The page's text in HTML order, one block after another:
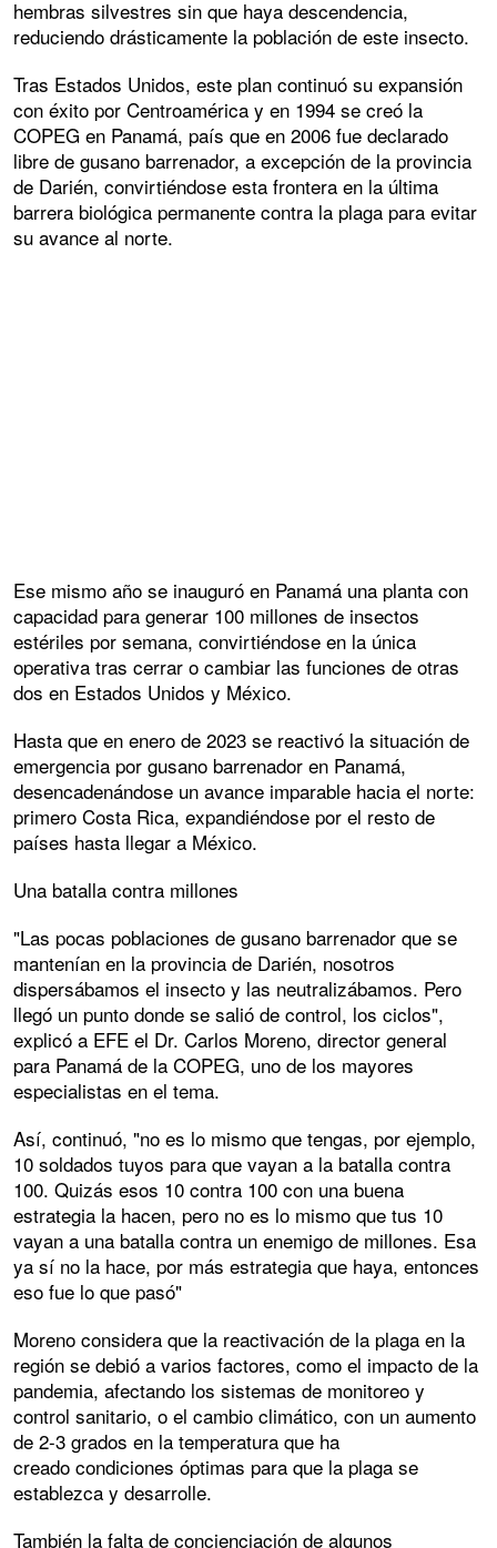
hembras silvestres sin que haya descendencia,
reduciendo drásticamente la población de este insecto.
Tras Estados Unidos, este plan continuó su expansión
con éxito por Centroamérica y en 1994 se creó la
COPEG en Panamá, país que en 2006 fue declarado
libre de gusano barrenador, a excepción de la provincia
de Darién, convirtiéndose esta frontera en la última
barrera biológica permanente contra la plaga para evitar
su avance al norte.
Ese mismo año se inauguró en Panamá una planta con
capacidad para generar 100 millones de insectos
estériles por semana, convirtiéndose en la única
operativa tras cerrar o cambiar las funciones de otras
dos en Estados Unidos y México.
Hasta que en enero de 2023 se reactivó la situación de
emergencia por gusano barrenador en Panamá,
desencadenándose un avance imparable hacia el norte:
primero Costa Rica, expandiéndose por el resto de
países hasta llegar a México.
Una batalla contra millones
"Las pocas poblaciones de gusano barrenador que se
mantenían en la provincia de Darién, nosotros
dispersábamos el insecto y las neutralizábamos. Pero
llegó un punto donde se salió de control, los ciclos",
explicó a EFE el Dr. Carlos Moreno, director general
para Panamá de la COPEG, uno de los mayores
especialistas en el tema.
Así, continuó, "no es lo mismo que tengas, por ejemplo,
10 soldados tuyos para que vayan a la batalla contra
100. Quizás esos 10 contra 100 con una buena
estrategia la hacen, pero no es lo mismo que tus 10
vayan a una batalla contra un enemigo de millones. Esa
ya sí no la hace, por más estrategia que haya, entonces
eso fue lo que pasó"
Moreno considera que la reactivación de la plaga en la
región se debió a varios factores, como el impacto de la
pandemia, afectando los sistemas de monitoreo y
control sanitario, o el cambio climático, con un aumento
de 2-3 grados en la temperatura que ha
creado condiciones óptimas para que la plaga se
establezca y desarrolle.
También la falta de concienciación de algunos